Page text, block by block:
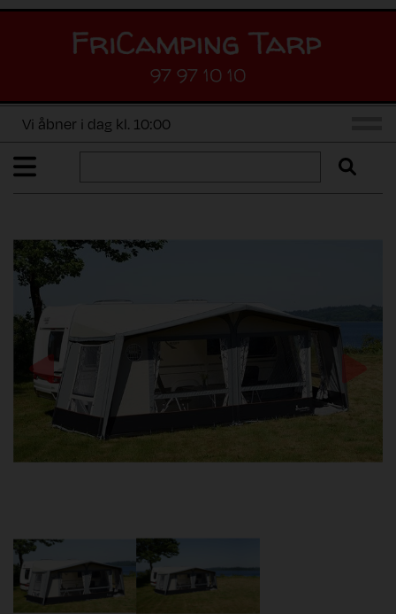
97 97 10 10
Vi åbner i dag kl. 10:00
Previous